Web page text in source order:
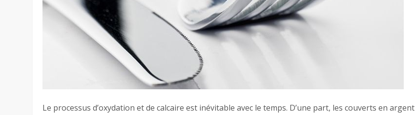
Le processus d’oxydation et de calcaire est inévitable avec le temps. D’une part, les couverts en argent